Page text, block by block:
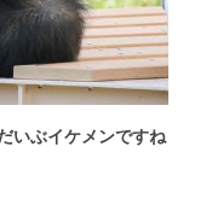
いぶイケメンですね